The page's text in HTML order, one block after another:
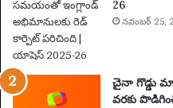
26
నవంబర్ 25,
చైనా గొడ్డు
వరకు